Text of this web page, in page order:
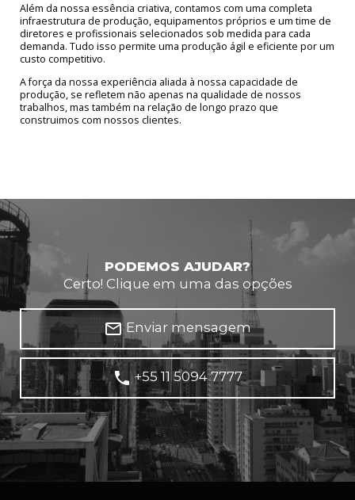
Além da nossa essência criativa, contamos com uma completa
infraestrutura de produção, equipamentos próprios e um time de
diretores e profissionais selecionados sob medida para cada
demanda. Tudo isso permite uma produção ágil e eficiente por um
custo competitivo.
A força da nossa experiência aliada à nossa capacidade de
produção, se refletem não apenas na qualidade de nossos
trabalhos, mas também na relação de longo prazo que
construimos com nossos clientes.
PODEMOS AJUDAR?
Certo! Clique em uma das opções
mail_outlineEnviar mensagem
phone+55 11 5094 7777